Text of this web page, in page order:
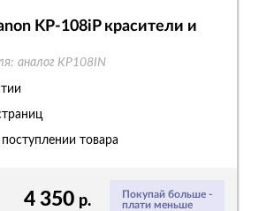
Покупай больше -
плати меньше
4 350 р.
KP-108iP красители и
аналог KP108IN
товара